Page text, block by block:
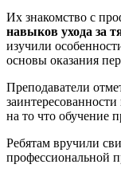
Их знакомство с
навыков ухода за
изучили
основы оказания
Преподаватели
на то что обучение
Ребятам вручили
профессиональной